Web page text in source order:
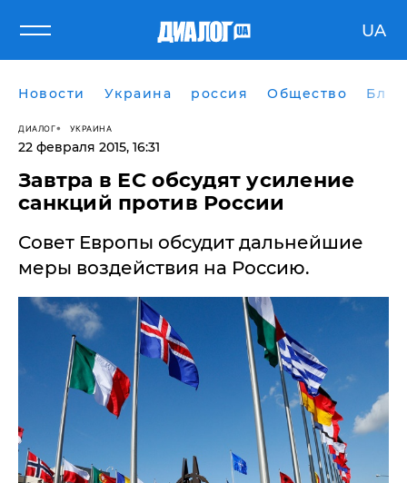
UA
Новости Украина россия Общество
ДИАЛОГ УКРАИНА
22 февраля 2015, 16:31
Завтра в ЕС обсудят усиление
санкций против России
Совет Европы обсудит дальнейшие
меры воздействия на Россию.